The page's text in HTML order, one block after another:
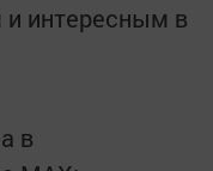
интересным в
в